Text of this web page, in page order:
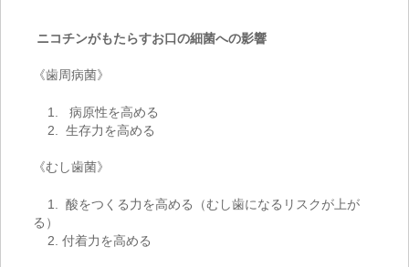
ニコチンがもたらすお口の細菌への影響
《歯周病菌》
1. 病原性を高める
2. 生存力を高める
《むし歯菌》
1. 酸をつくる力を高める（むし歯になるリスクが上が
る）
2. 付着力を高める